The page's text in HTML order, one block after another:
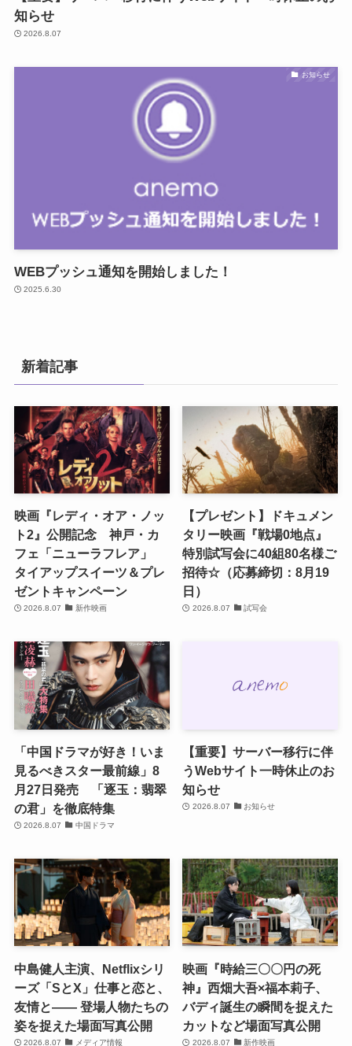
知らせ
2026.8.07
お知らせ
WEBプッシュ通知を開始しました！
2025.6.30
新着記事
映画『レディ・オア・ノッ
ト2』公開記念 神戸・カ
フェ「ニューラフレア」
タイアップスイーツ＆プレ
ゼントキャンペーン
2026.8.07 新作映画
【プレゼント】ドキュメン
タリー映画『戦場0地点』
特別試写会に40組80名様ご
招待☆（応募締切：8月19
日）
2026.8.07 試写会
「中国ドラマが好き！いま
見るべきスター最前線」8
月27日発売 「逐玉：翡翠
の君」を徹底特集
2026.8.07 中国ドラマ
【重要】サーバー移行に伴
うWebサイト一時休止のお
知らせ
2026.8.07 お知らせ
中島健人主演、Netflixシリ
ーズ「SとX」仕事と恋と、
友情と―― 登場人物たちの
姿を捉えた場面写真公開
2026.8.07 メディア情報
映画『時給三〇〇円の死
神』西畑大吾×福本莉子、
バディ誕生の瞬間を捉えた
カットなど場面写真公開
2026.8.07 新作映画